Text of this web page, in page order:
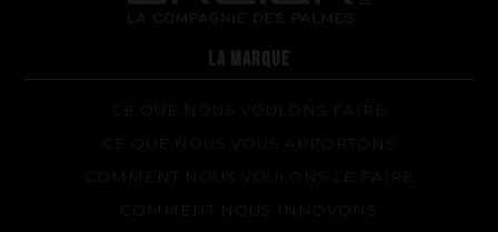
Réparations de vos palmes Breier
Trucs et astuces
Questions fréquentes sur les produits et la fabrication
LA MARQUE
CE QUE NOUS VOULONS FAIRE
CE QUE NOUS VOUS APPORTONS
COMMENT NOUS VOULONS LE FAIRE